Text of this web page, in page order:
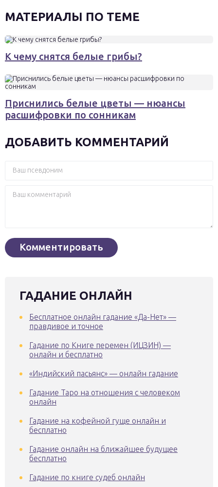
МАТЕРИАЛЫ ПО ТЕМЕ
К чему снятся белые грибы?
Приснились белые цветы — нюансы
расшифровки по сонникам
ДОБАВИТЬ КОММЕНТАРИЙ
ГАДАНИЕ ОНЛАЙН
Бесплатное онлайн гадание «Да-Нет» —
правдивое и точное
Гадание по Книге перемен (ИЦЗИН) —
онлайн и бесплатно
«Индийский пасьянс» — онлайн гадание
Гадание Таро на отношения с человеком
онлайн
Гадание на кофейной гуще онлайн и
бесплатно
Гадание онлайн на ближайшее будущее
бесплатно
Гадание по книге судеб онлайн